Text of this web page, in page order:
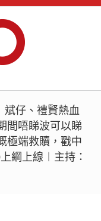
斌仔、禮賢熱血
間唔睇波可以睇
極端救贖，戳中
綱上線︱主持：